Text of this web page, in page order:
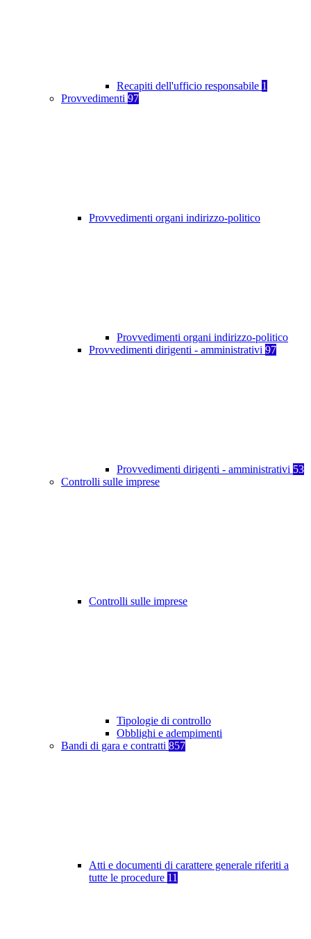
Recapiti dell'ufficio responsabile 1
Provvedimenti 97
Provvedimenti organi indirizzo-politico
Provvedimenti organi indirizzo-politico
Provvedimenti dirigenti - amministrativi 97
Provvedimenti dirigenti - amministrativi 53
Controlli sulle imprese
Controlli sulle imprese
Tipologie di controllo
Obblighi e adempimenti
Bandi di gara e contratti 857
Atti e documenti di carattere generale riferiti a
tutte le procedure 11